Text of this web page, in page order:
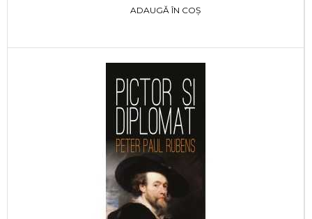
ADAUGĂ ÎN COȘ